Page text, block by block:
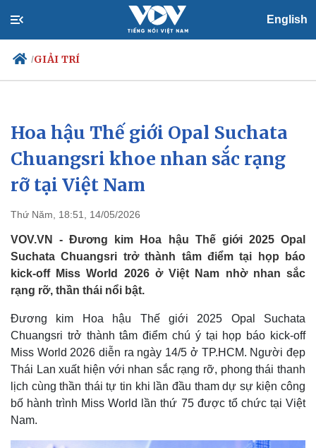
English
/GIẢI TRÍ
Chính trị
Đảng
Tổ chức nhân sự
Quốc hội
Nhận diện sự thật
Xã hội
Tin 24h
Dự báo thời tiết
Hoa hậu Thế giới Opal Suchata
Chuangsri khoe nhan sắc rạng
rỡ tại Việt Nam
Thứ Năm, 18:51, 14/05/2026
VOV.VN - Đương kim Hoa hậu Thế giới 2025 Opal
Suchata Chuangsri trở thành tâm điểm tại họp báo
kick-off Miss World 2026 ở Việt Nam nhờ nhan sắc
rạng rỡ, thần thái nổi bật.
Đương kim Hoa hậu Thế giới 2025 Opal Suchata
Chuangsri trở thành tâm điểm chú ý tại họp báo kick-off
Miss World 2026 diễn ra ngày 14/5 ở TP.HCM. Người đẹp
Thái Lan xuất hiện với nhan sắc rạng rỡ, phong thái thanh
lịch cùng thần thái tự tin khi lần đầu tham dự sự kiện công
bố hành trình Miss World lần thứ 75 được tổ chức tại Việt
Nam.